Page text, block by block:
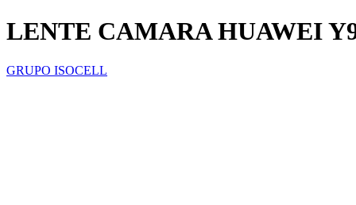
LENTE CAMARA HUAWEI
GRUPO ISOCELL